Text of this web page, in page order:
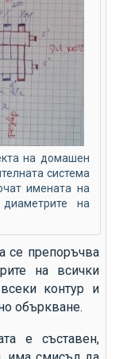
на домашен
система
имената на
на
се препоръчва
на всички
контур и
объркване.
е съставен,